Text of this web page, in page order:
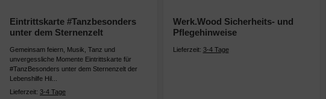
Eintrittskarte #Tanzbesonders
unter dem Sternenzelt
Gemeinsam feiern, Musik, Tanz und
unvergessliche Momente Eintrittskarte für
#TanzBesonders unter dem Sternenzelt der
Lebenshilfe Hil...
Lieferzeit: 3-4 Tage
Werk.Wood Sicherheits- und
Pflegehinweise
Lieferzeit: 3-4 Tage